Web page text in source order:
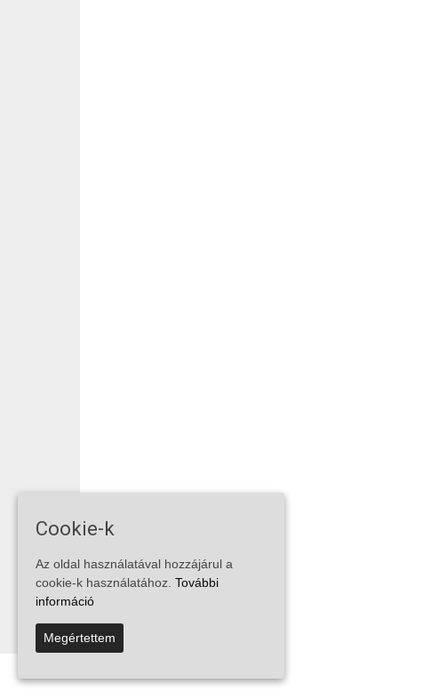
Cookie-k
Az oldal használatával hozzájárul a
cookie-k használatához. További
információ
Megértettem